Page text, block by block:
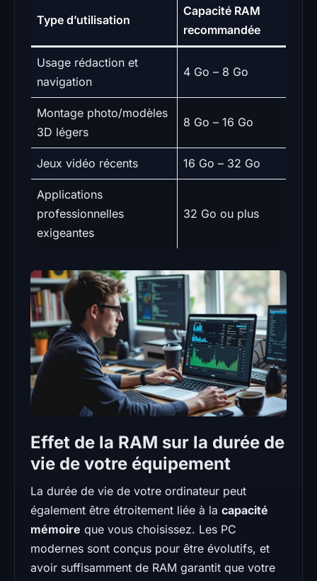
Type d’utilisation
Capacité RAM
recommandée
Usage rédaction et
navigation
4 Go – 8 Go
Montage photo/modèles
3D légers
8 Go – 16 Go
Jeux vidéo récents 16 Go – 32 Go
Applications
professionnelles
exigeantes
32 Go ou plus
Effet de la RAM sur la durée de
vie de votre équipement
La durée de vie de votre ordinateur peut
également être étroitement liée à la capacité
mémoire que vous choisissez. Les PC
modernes sont conçus pour être évolutifs, et
avoir suffisamment de RAM garantit que votre